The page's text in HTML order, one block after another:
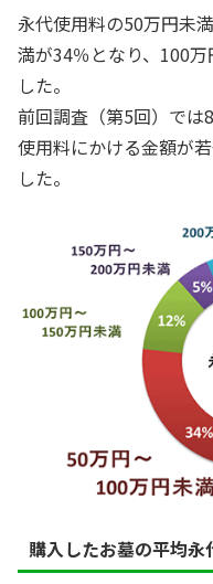
永代使用料の50万円未
満が34％となり、100
した。
前回調査（第5回）では
使用料にかける金額が
した。
購入したお墓の平均永